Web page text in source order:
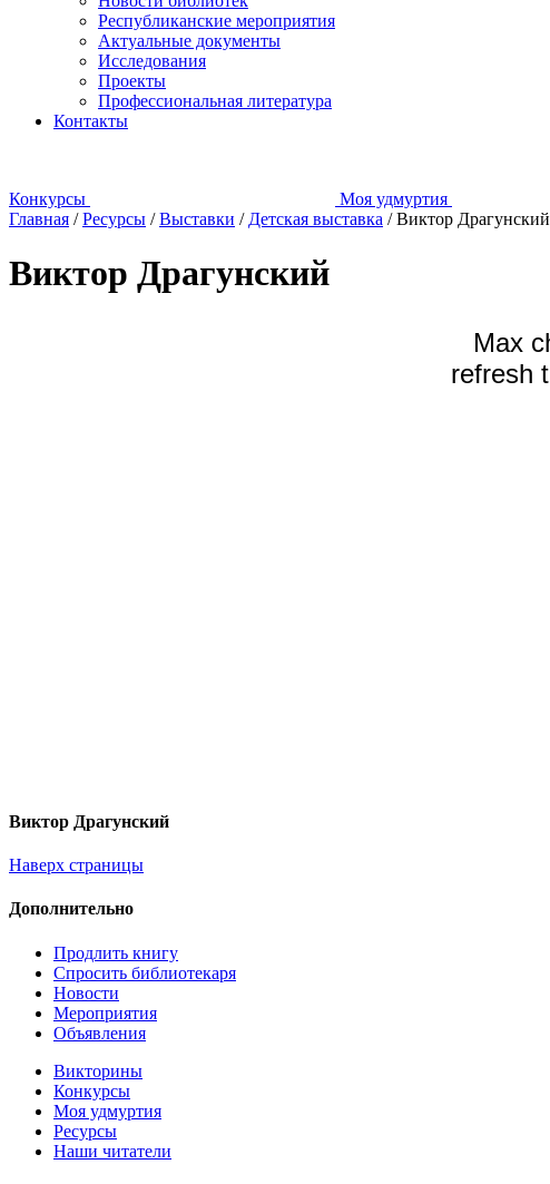
Республиканские мероприятия
Актуальные документы
Исследования
Проекты
Профессиональная литература
Контакты
Конкурсы Моя удмуртия
Главная /Ресурсы /Выставки / Детская выставка /Виктор Драгунский
Виктор Драгунский
Виктор Драгунский
Наверх страницы
Дополнительно
Продлить книгу
Спросить библиотекаря
Новости
Мероприятия
Объявления
Викторины
Конкурсы
Моя удмуртия
Ресурсы
Наши читатели